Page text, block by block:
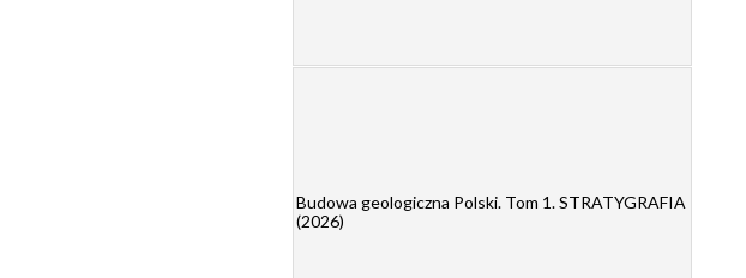
Budowa geologiczna Polski. Tom 1. STRATYGRAFIA
(2026)